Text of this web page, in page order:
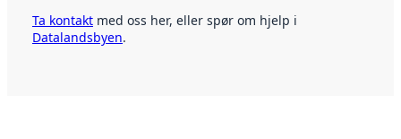
Ta kontakt med oss her, eller spør om hjelp i
Datalandsbyen.